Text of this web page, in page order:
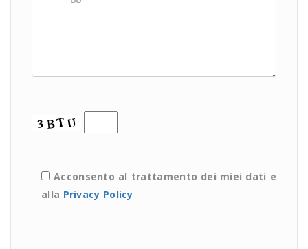
Acconsento al trattamento dei miei dati e
alla Privacy Policy